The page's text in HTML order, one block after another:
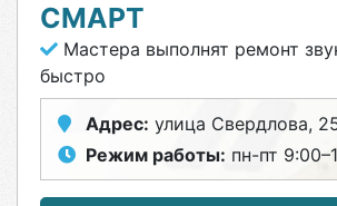
СМАРТ
Мастера выполнят ремонт
быстро
Адрес: улица Свердлова,
Режим работы: пн-пт